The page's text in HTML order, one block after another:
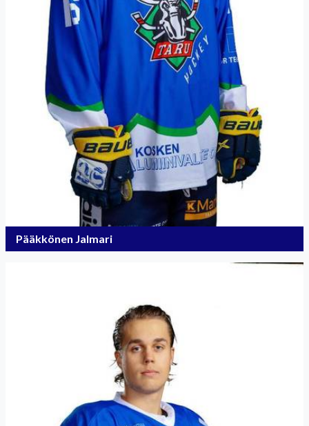
Pääkkönen Jalmari